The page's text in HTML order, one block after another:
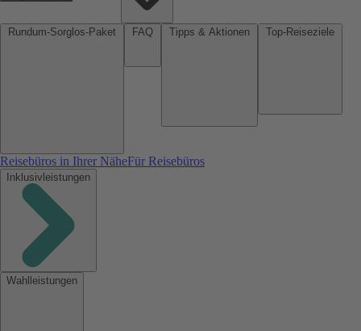
Reisebüros in Ihrer NäheFür Reisebüros
Inklusivleistungen
Wahlleistungen